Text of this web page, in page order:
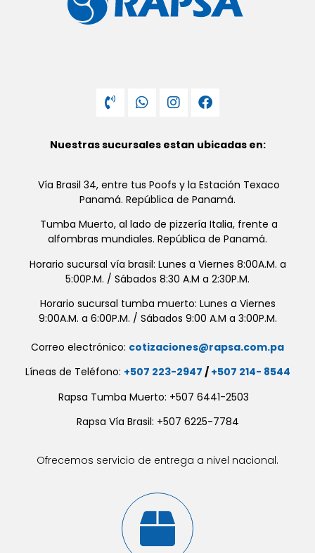
Nuestras sucursales estan ubicadas en:
Vía Brasil 34, entre tus Poofs y la Estación Texaco
Panamá. República de Panamá.
Tumba Muerto, al lado de pizzería Italia, frente a
alfombras mundiales. República de Panamá.
Horario sucursal vía brasil: Lunes a Viernes 8:00A.M. a
5:00P.M. / Sábados 8:30 A.M a 2:30P.M.
Horario sucursal tumba muerto: Lunes a Viernes
9:00A.M. a 6:00P.M. / Sábados 9:00 A.M a 3:00P.M.
Correo electrónico: cotizaciones@rapsa.com.pa
Líneas de Teléfono: +507 223-2947 / +507 214- 8544
Rapsa Tumba Muerto: +507 6441-2503
Rapsa Vía Brasil: +507 6225-7784
Ofrecemos servicio de entrega a nivel nacional.